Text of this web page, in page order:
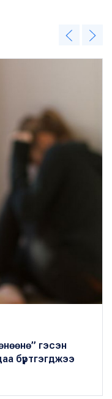
гэсэн
бүртгэгджээ